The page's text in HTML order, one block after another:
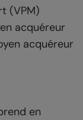
(VPM)
acquéreur
acquéreur
en